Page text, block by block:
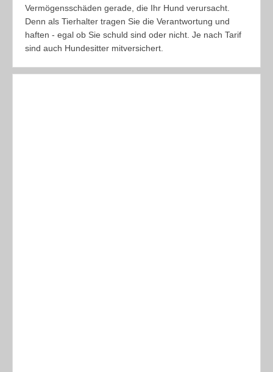
Vermögensschäden gerade, die Ihr Hund verursacht.
Denn als Tierhalter tragen Sie die Verantwortung und
haften - egal ob Sie schuld sind oder nicht. Je nach Tarif
sind auch Hundesitter mitversichert.